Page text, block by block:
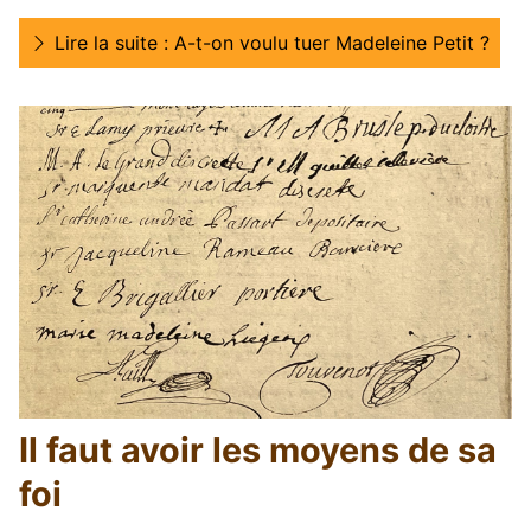
Lire la suite : A-t-on voulu tuer Madeleine Petit ?
Il faut avoir les moyens de sa
foi